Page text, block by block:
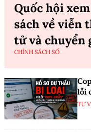
Quốc hội
sách về viễn
tử và chuyển
CHÍNH SÁCH SỐ
lỗi
TƯ